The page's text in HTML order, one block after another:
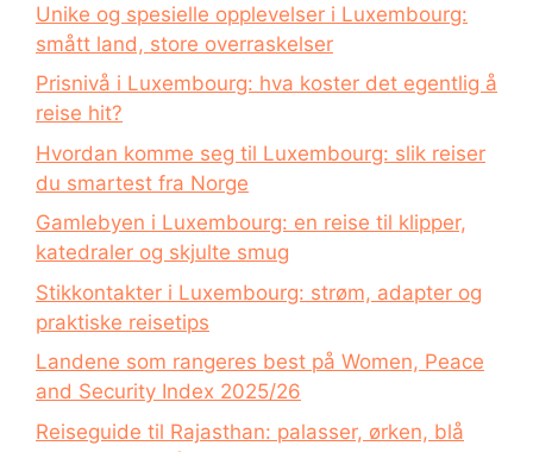
Unike og spesielle opplevelser i Luxembourg:
smått land, store overraskelser
Prisnivå i Luxembourg: hva koster det egentlig å
reise hit?
Hvordan komme seg til Luxembourg: slik reiser
du smartest fra Norge
Gamlebyen i Luxembourg: en reise til klipper,
katedraler og skjulte smug
Stikkontakter i Luxembourg: strøm, adapter og
praktiske reisetips
Landene som rangeres best på Women, Peace
and Security Index 2025/26
Reiseguide til Rajasthan: palasser, ørken, blå